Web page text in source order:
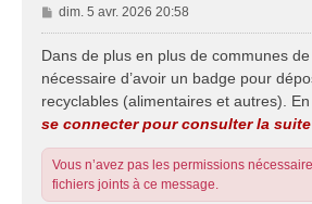
M
e
a
g
e
dim. 5 avr. 2026 20:58
Dans de plus en plus de communes
nécessaire d’avoir un badge pour
recyclables (alimentaires et autres). En
se connecter pour consulter la
Vous n’avez pas les permissions
fichiers joints à ce message.